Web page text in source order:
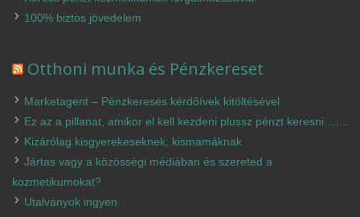
100% biztos jövedelem
Otthoni munka és Pénzkereset
Marketagent – Pénzkeresés kérdőívek kitöltésével
Ez az a pillanat, amikor el kell kezdeni plussz pénzt keresni…….
Kizárólag kisgyerekeseknek, kismamáknak
Jártas vagy a közösségi médiában és szereted a
kozmetikumokat?
Utalványok ingyen